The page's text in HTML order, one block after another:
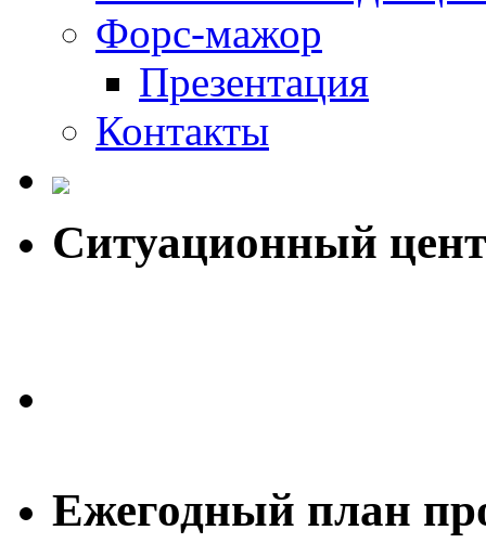
Форс-мажор
Презентация
Контакты
Ситуационный
Ежегодный план